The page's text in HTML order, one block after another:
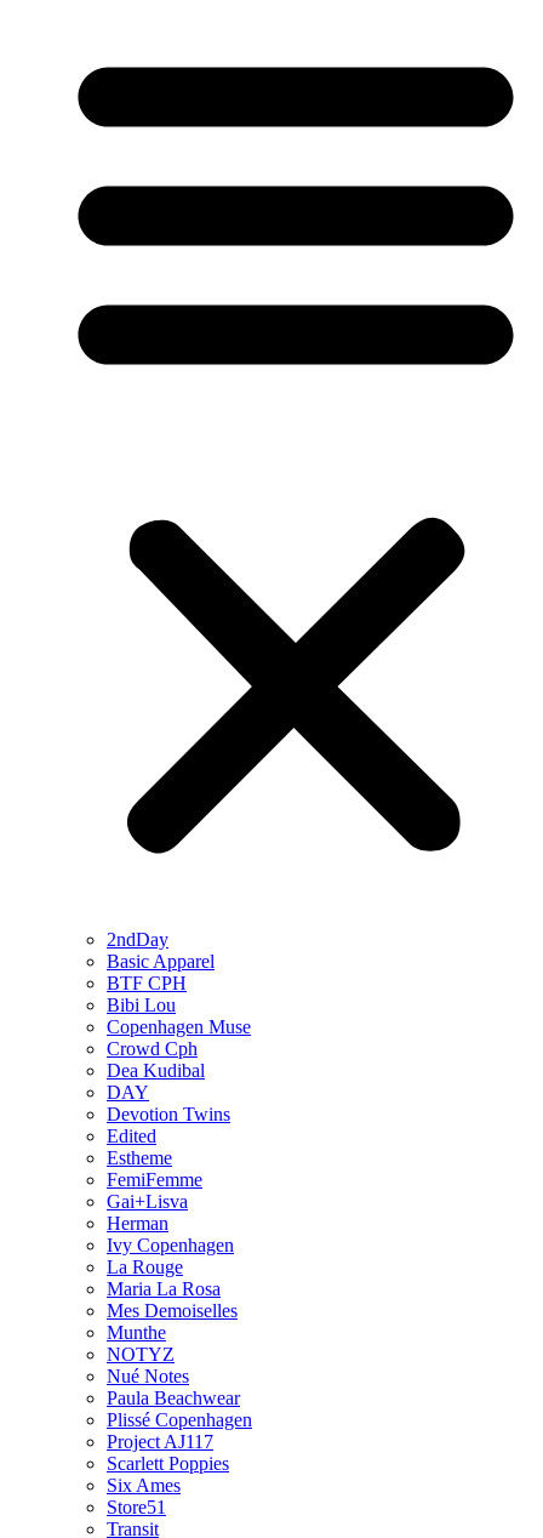
2ndDay
Basic Apparel
BTF CPH
Bibi Lou
Copenhagen Muse
Crowd Cph
Dea Kudibal
DAY
Devotion Twins
Edited
Estheme
FemiFemme
Gai+Lisva
Herman
Ivy Copenhagen
La Rouge
Maria La Rosa
Mes Demoiselles
Munthe
NOTYZ
Nué Notes
Paula Beachwear
Plissé Copenhagen
Project AJ117
Scarlett Poppies
Six Ames
Store51
Transit